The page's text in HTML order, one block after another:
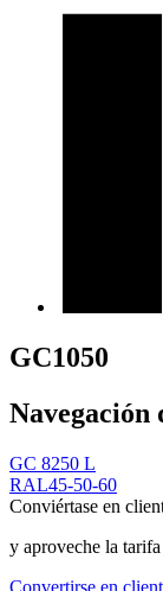
GC1050
Navegación
GC 8250 L
RAL45-50-60
Conviértase en
y aproveche la